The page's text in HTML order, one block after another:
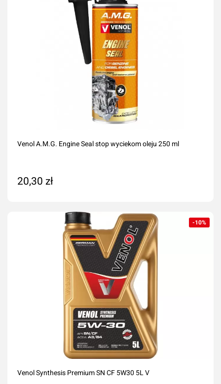
Venol A.M.G. Engine Seal stop wyciekom oleju 250 ml
20,30 zł
-10%
Venol Synthesis Premium SN CF 5W30 5L V